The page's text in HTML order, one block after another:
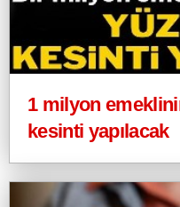
1 milyon
kesinti yapılacak